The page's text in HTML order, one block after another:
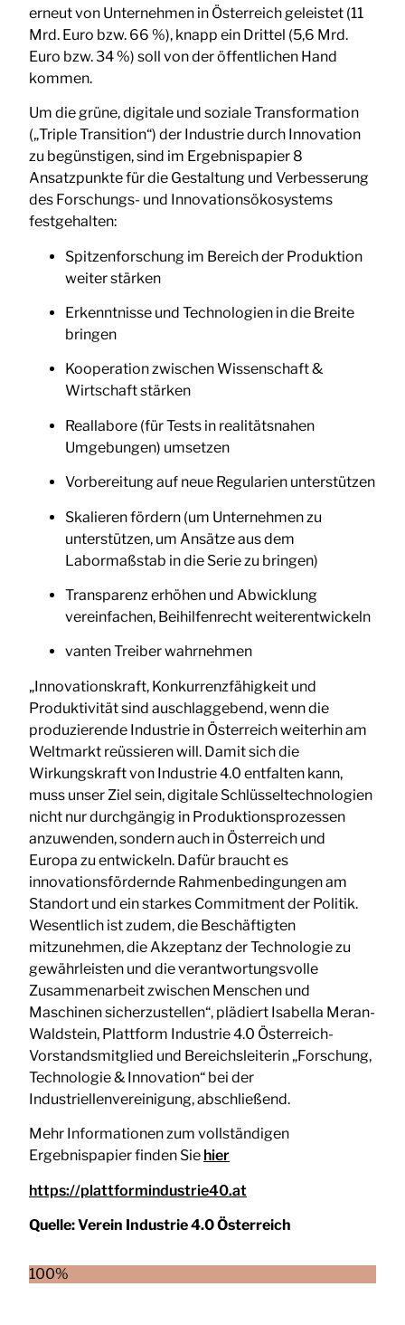
erneut von Unternehmen in Österreich geleistet (11
Mrd. Euro bzw. 66 %), knapp ein Drittel (5,6 Mrd.
Euro bzw. 34 %) soll von der öffentlichen Hand
kommen.
Um die grüne, digitale und soziale Transformation
(„Triple Transition“) der Industrie durch Innovation
zu begünstigen, sind im Ergebnispapier 8
Ansatzpunkte für die Gestaltung und Verbesserung
des Forschungs- und Innovationsökosystems
festgehalten:
Spitzenforschung im Bereich der Produktion
weiter stärken
Erkenntnisse und Technologien in die Breite
bringen
Kooperation zwischen Wissenschaft &
Wirtschaft stärken
Reallabore (für Tests in realitätsnahen
Umgebungen) umsetzen
Vorbereitung auf neue Regularien unterstützen
Skalieren fördern (um Unternehmen zu
unterstützen, um Ansätze aus dem
Labormaßstab in die Serie zu bringen)
Transparenz erhöhen und Abwicklung
vereinfachen, Beihilfenrecht weiterentwickeln
vanten Treiber wahrnehmen
„Innovationskraft, Konkurrenzfähigkeit und
Produktivität sind auschlaggebend, wenn die
produzierende Industrie in Österreich weiterhin am
Weltmarkt reüssieren will. Damit sich die
Wirkungskraft von Industrie 4.0 entfalten kann,
muss unser Ziel sein, digitale Schlüsseltechnologien
nicht nur durchgängig in Produktionsprozessen
anzuwenden, sondern auch in Österreich und
Europa zu entwickeln. Dafür braucht es
innovationsfördernde Rahmenbedingungen am
Standort und ein starkes Commitment der Politik.
Wesentlich ist zudem, die Beschäftigten
mitzunehmen, die Akzeptanz der Technologie zu
gewährleisten und die verantwortungsvolle
Zusammenarbeit zwischen Menschen und
Maschinen sicherzustellen“, plädiert Isabella Meran-
Waldstein, Plattform Industrie 4.0 Österreich-
Vorstandsmitglied und Bereichsleiterin „Forschung,
Technologie & Innovation“ bei der
Industriellenvereinigung, abschließend.
Mehr Informationen zum vollständigen
Ergebnispapier finden Sie hier
https://plattformindustrie40.at
Quelle:Verein Industrie 4.0 Österreich
100%